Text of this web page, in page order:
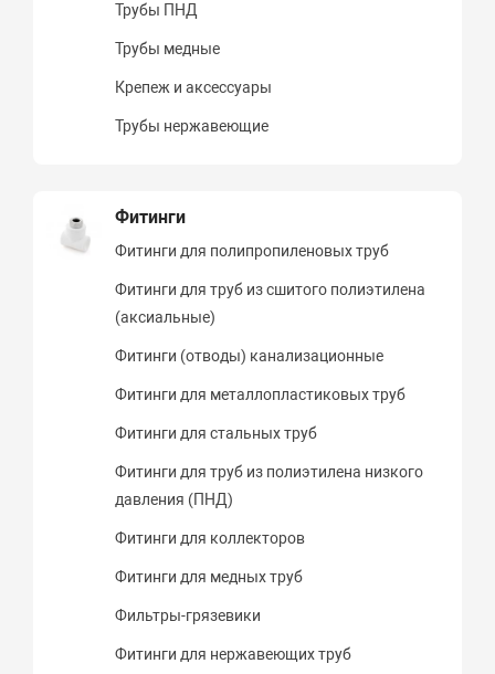
Трубы ПНД
Трубы медные
Крепеж и аксессуары
Трубы нержавеющие
Фитинги
Фитинги для полипропиленовых труб
Фитинги для труб из сшитого полиэтилена
(аксиальные)
Фитинги (отводы) канализационные
Фитинги для металлопластиковых труб
Фитинги для стальных труб
Фитинги для труб из полиэтилена низкого
давления (ПНД)
Фитинги для коллекторов
Фитинги для медных труб
Фильтры-грязевики
Фитинги для нержавеющих труб